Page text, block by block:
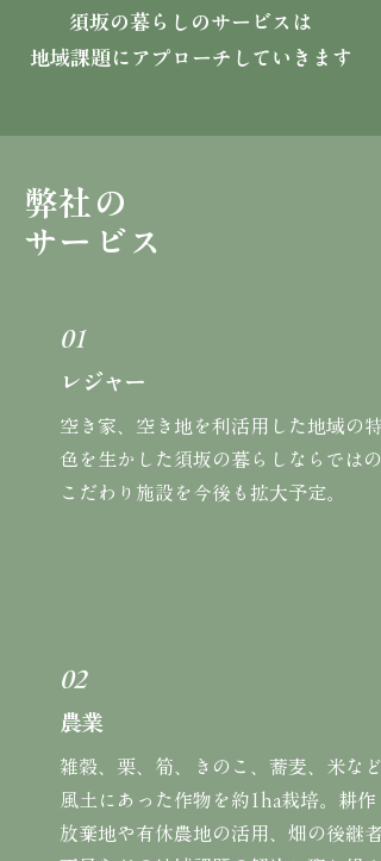
須坂の暮らしのサービスは
​地域課題にアプローチしていきます
弊社の
サービス
01
レジャー
空き家、空き地を利活用した地域の特
色を生かした須坂の暮らしならではの
こだわり施設を今後も拡大予定。
02
農業
雑穀、栗、筍、きのこ、蕎麦、米など
風土にあった作物を約1ha栽培。耕作
放棄地や有休農地の活用、畑の後継者